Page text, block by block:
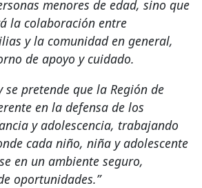
menores de edad, sino que
la colaboración entre
y la comunidad en general,
de apoyo y cuidado.
se pretende que la Región de
en la defensa de los
y adolescencia, trabajando
cada niño, niña y adolescente
en un ambiente seguro,
oportunidades.”